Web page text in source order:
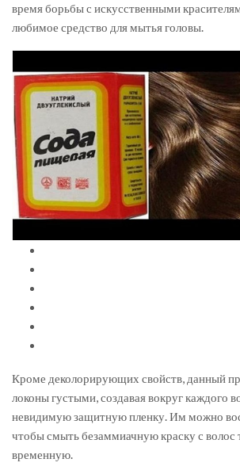
время борьбы с искусственными
любимое средство для мытья головы.
Кроме деколорирующих свойств, данный
локоны густыми, создавая вокруг каждого
невидимую защитную пленку. Им можно
чтобы смыть безаммиачную краску с волос
временную.